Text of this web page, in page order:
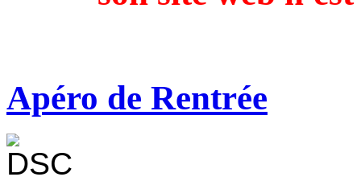
Apéro de Rentrée